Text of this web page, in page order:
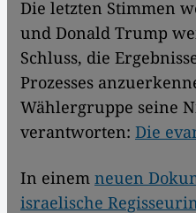
Die letzten Stimmen
und Donald Trump
Schluss, die
Prozesses
Wählergruppe seine
verantworten: Die
In einem neuen
israelische